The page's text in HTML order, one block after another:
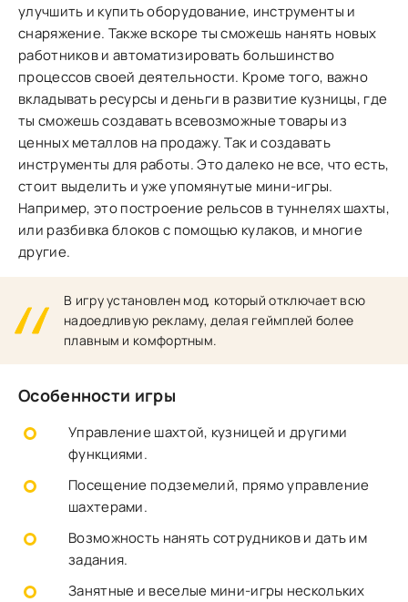
улучшить и купить оборудование, инструменты и
снаряжение. Также вскоре ты сможешь нанять новых
работников и автоматизировать большинство
процессов своей деятельности. Кроме того, важно
вкладывать ресурсы и деньги в развитие кузницы, где
ты сможешь создавать всевозможные товары из
ценных металлов на продажу. Так и создавать
инструменты для работы. Это далеко не все, что есть,
стоит выделить и уже упомянутые мини-игры.
Например, это построение рельсов в туннелях шахты,
или разбивка блоков с помощью кулаков, и многие
другие.
В игру установлен мод, который отключает всю
надоедливую рекламу, делая геймплей более
плавным и комфортным.
Особенности игры
Управление шахтой, кузницей и другими
функциями.
Посещение подземелий, прямо управление
шахтерами.
Возможность нанять сотрудников и дать им
задания.
Занятные и веселые мини-игры нескольких